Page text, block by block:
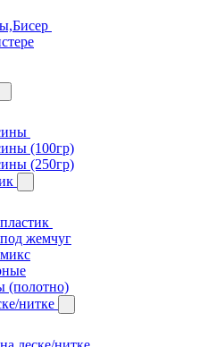
(100гр)
(250гр)
жемчуг
(полотно)
нитке